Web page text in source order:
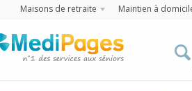
Maisons de retraite Maintien à